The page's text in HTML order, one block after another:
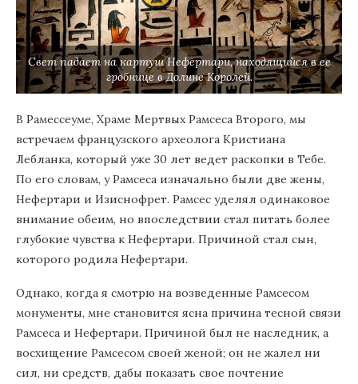
Свет падает на картуш Нефертари, находящийся в ее
гробнице в Долине Королей.
В Рамессеуме, Храме Мертвых Рамсеса Второго, мы
встречаем французского археолога Кристиана
Лебланка, который уже 30 лет ведет раскопки в Тебе.
По его словам, у Рамсеса изначально были две жены,
Нефертари и Изиснофрет. Рамсес уделял одинаковое
внимание обеим, но впоследствии стал питать более
глубокие чувства к Нефертари. Причиной стал сын,
которого родила Нефертари.
Однако, когда я смотрю на возведенные Рамсесом
монументы, мне становится ясна причина тесной связи
Рамсеса и Нефертари. Причиной был не наследник, а
восхищение Рамсесом своей женой; он не жалел ни
сил, ни средств, дабы показать свое почтение